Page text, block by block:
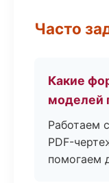
Часто
Какие
моделей
Работаем
PDF-
помогаем